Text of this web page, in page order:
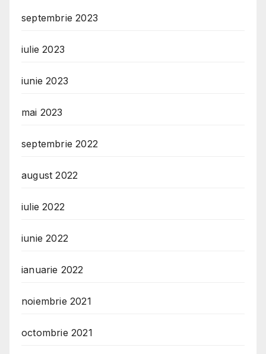
septembrie 2023
iulie 2023
iunie 2023
mai 2023
septembrie 2022
august 2022
iulie 2022
iunie 2022
ianuarie 2022
noiembrie 2021
octombrie 2021